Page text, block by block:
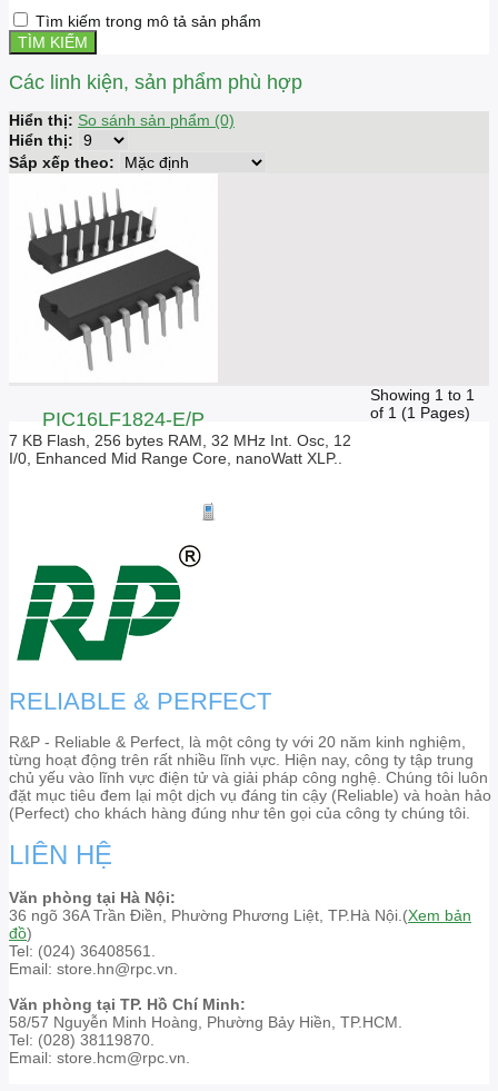
Tìm kiếm trong mô tả sản phẩm
Các linh kiện, sản phẩm phù hợp
Hiển thị: So sánh sản phẩm (0)
Hiển thị:
Sắp xếp theo:
PIC16LF1824-E/P
7 KB Flash, 256 bytes RAM, 32 MHz Int. Osc, 12
I/0, Enhanced Mid Range Core, nanoWatt XLP..
Showing 1 to 1
of 1 (1 Pages)
RELIABLE & PERFECT
R&P - Reliable & Perfect, là một công ty với 20 năm kinh nghiệm,
từng hoạt động trên rất nhiều lĩnh vực. Hiện nay, công ty tập trung
chủ yếu vào lĩnh vực điện tử và giải pháp công nghệ. Chúng tôi luôn
đặt mục tiêu đem lại một dịch vụ đáng tin cậy (Reliable) và hoàn hảo
(Perfect) cho khách hàng đúng như tên gọi của công ty chúng tôi.
LIÊN HỆ
Văn phòng tại Hà Nội:
36 ngõ 36A Trần Điền, Phường Phương Liệt, TP.Hà Nội.(Xem bản
đồ)
Tel: (024) 36408561.
Email: store.hn@rpc.vn.
Văn phòng tại TP. Hồ Chí Minh:
58/57 Nguyễn Minh Hoàng, Phường Bảy Hiền, TP.HCM.
Tel: (028) 38119870.
Email: store.hcm@rpc.vn.